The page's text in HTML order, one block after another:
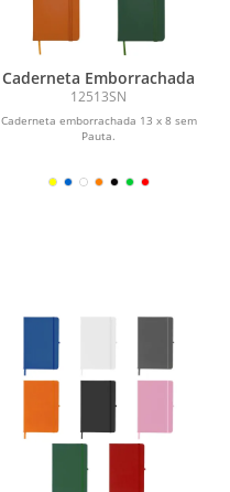
Caderneta Emborrachada
12513SN
Caderneta emborrachada 13 x 8 sem
Pauta.